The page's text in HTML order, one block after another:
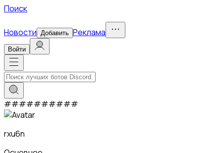
Поиск
Новости Добавить Реклама
Войти
##########
rxu6n